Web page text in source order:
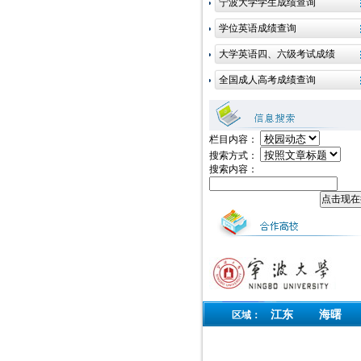
栏目内容：
搜索方式：
搜索内容：
区域： 江东 海曙